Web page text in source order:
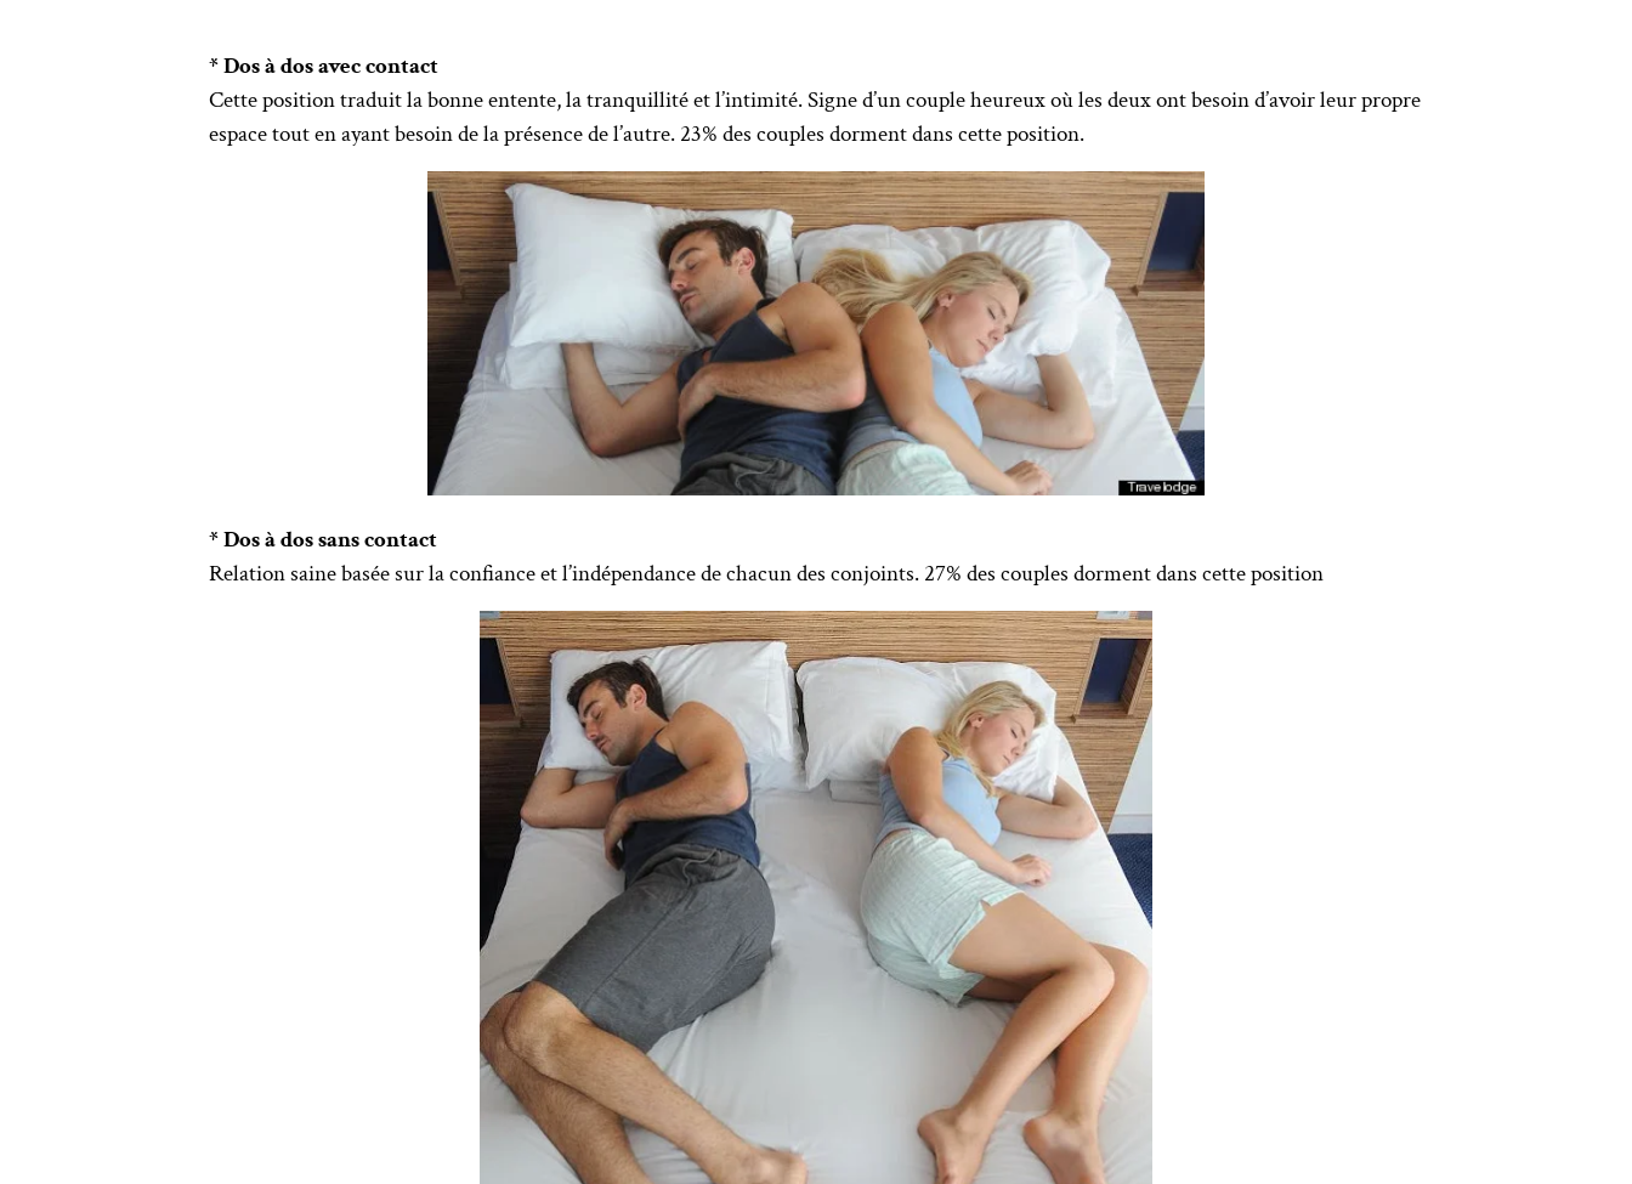
* Dos à dos avec contact
Cette position traduit la bonne entente, la tranquillité et l’intimité. Signe d’un couple heureux où les deux ont besoin d’avoir leur propre
espace tout en ayant besoin de la présence de l’autre. 23% des couples dorment dans cette position.
* Dos à dos sans contact
Relation saine basée sur la confiance et l’indépendance de chacun des conjoints. 27% des couples dorment dans cette position